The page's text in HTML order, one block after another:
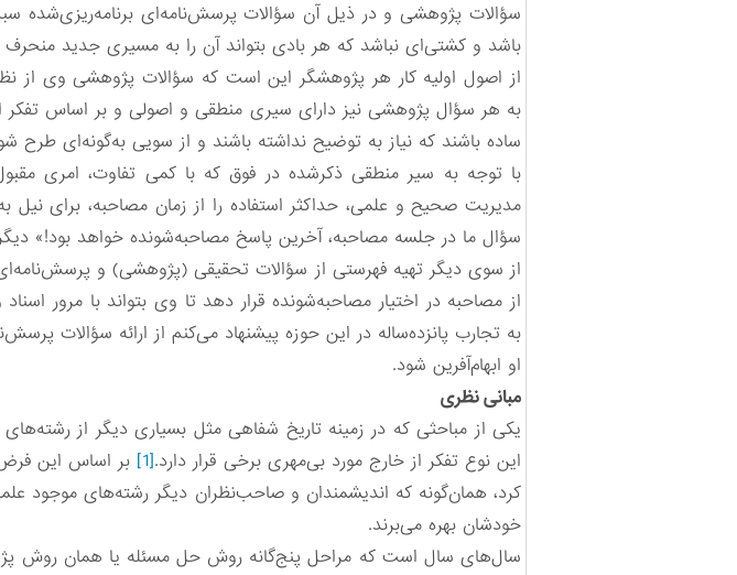
سؤالات پژوهشی و در ذیل آن سؤالات پرسش‌نامه‌ای برنامه‌ریزی‌شده
باشد و کشتی‌ای نباشد که هر بادی بتواند آن را به مسیری جدید منحرف
از اصول اولیه کار هر پژوهشگر این است که سؤالات پژوهشی وی از
به هر سؤال پژوهشی نیز دارای سیری منطقی و اصولی و بر اساس
ساده باشند که نیاز به توضیح نداشته باشند و از سویی به‌گونه‌ای طرح
با توجه به سیر منطقی ذکرشده در فوق که با کمی تفاوت، امری
مدیریت صحیح و علمی، حداکثر استفاده را از زمان مصاحبه، برای
سؤال ما در جلسه مصاحبه، آخرین پاسخ مصاحبه‌شونده خواهد بود!»
از سوی دیگر تهیه فهرستی از سؤالات تحقیقی (پژوهشی) و پرسش‌نامه‌ای
از مصاحبه در اختیار مصاحبه‌شونده قرار دهد تا وی بتواند با مرور
به تجارب پانزده‌ساله‌ در این حوزه پیشنهاد می‌کنم از ارائه سؤالات
او ابهام‌آفرین شود.
مبانی نظری
یکی از مباحثی که در زمینه تاریخ شفاهی مثل بسیاری دیگر از
این نوع تفکر از خارج مورد بی‌مهری برخی قرار دارد.[1] بر اساس این
کرد، همان‌گونه که اندیشمندان و صاحب‌نظران دیگر رشته‌های موجود
خودشان بهره می‌برند.
سال‌های سال است که مراحل پنج‌گانه روش حل مسئله یا همان روش